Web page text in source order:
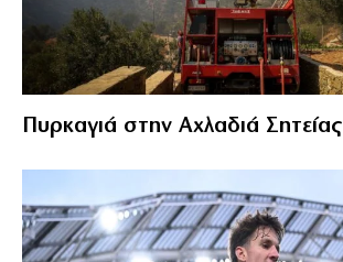
Πυρκαγιά στην Αχλαδιά Σητείας